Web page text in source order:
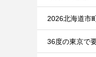
2026北海道市
36度の東京で